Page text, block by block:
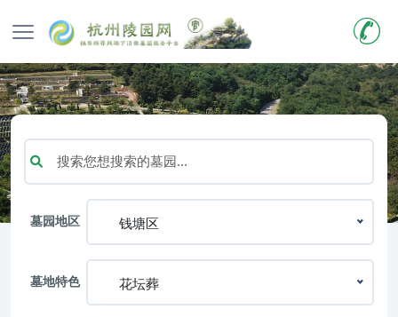
墓园地区 钱塘区
墓地特色 花坛葬